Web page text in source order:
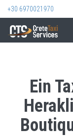
+30 6970021970
Ein